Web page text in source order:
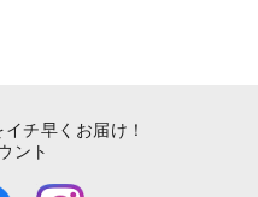
チ早くお届け！
ント